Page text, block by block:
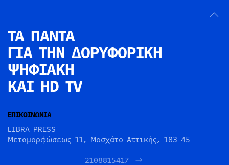
ΤΑ ΠΑΝΤΑ
ΓΙΑ ΤΗΝ ΔΟΡΥΦΟΡΙΚΗ
ΨΗΦΙΑΚΗ
ΚΑΙ HD TV
ΕΠΙΚΟΙΝΩΝΙΑ
LIBRA PRESS
Μεταμορφώσεως 11, Μοσχάτο Αττικής, 183 45
2108815417